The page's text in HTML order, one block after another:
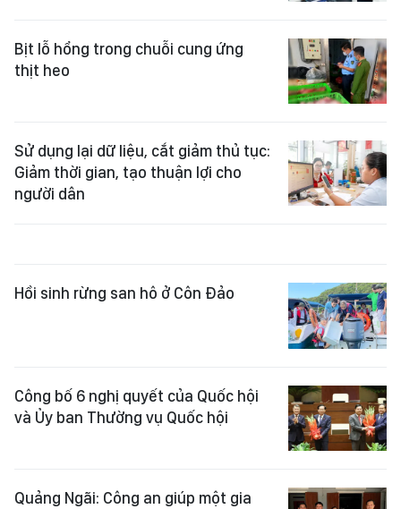
Bịt lỗ hổng trong chuỗi cung ứng
thịt heo
Sử dụng lại dữ liệu, cắt giảm thủ tục:
Giảm thời gian, tạo thuận lợi cho
người dân
Hồi sinh rừng san hô ở Côn Đảo
Công bố 6 nghị quyết của Quốc hội
và Ủy ban Thường vụ Quốc hội
Quảng Ngãi: Công an giúp một gia